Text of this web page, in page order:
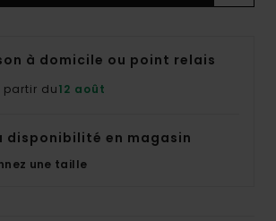
à domicile ou point relais
partir du12 août
disponibilité en magasin
une taille